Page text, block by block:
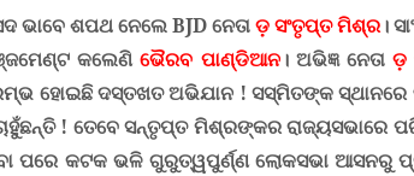
ଭାବେ ଶପଥ ନେଲେ BJD ନେତା ଡ଼ ସଂତୃପ୍ତ ମିଶ୍ର।
କଲେଣିଭୈରବ ପାଣ୍ଡିଆନ। ଅଭିଜ୍ଞ ନେତା ଡ଼
ହୋଇଛି ଦସ୍ତଖତ ଅଭିଯାନ ! ସସ୍ମିତଙ୍କ ସ୍ଥାନରେ
! ତେବେ ସନ୍ତୃପ୍ତ ମିଶ୍ରଙ୍କର ରାଜ୍ୟସଭାରେ
ପରେ କଟକ ଭଳି ଗୁରୁତ୍ୱପୁର୍ଣ୍ଣ ଲୋକସଭା ଆସନରୁ